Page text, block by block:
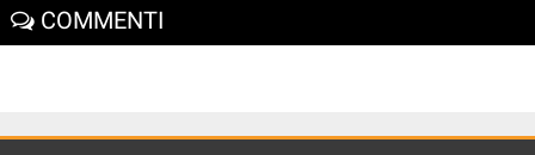
COMMENTI